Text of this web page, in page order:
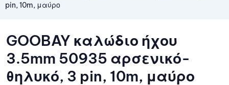
pin, 10m, μαύρο
GOOBAY καλώδιο ήχου
3.5mm 50935 αρσενικό-
θηλυκό, 3 pin, 10m, μαύρο